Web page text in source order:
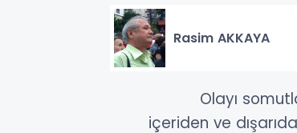
Rasim AKKAYA
Olayı
içeriden ve